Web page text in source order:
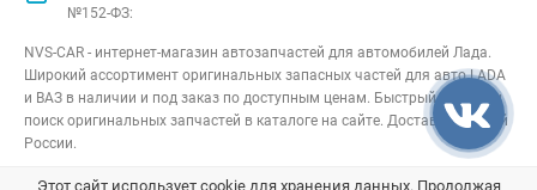
№152-ФЗ:
NVS-CAR - интернет-магазин автозапчастей для автомобилей Лада.
Широкий ассортимент оригинальных запасных частей для авто LADA
и ВАЗ в наличии и под заказ по доступным ценам. Быстрый подбор и
поиск оригинальных запчастей в каталоге на сайте. Доставка по всей
России.
NVS-CAR© 2014 –2026Все права защищеныкарта сайта;
Этот сайт использует cookie для хранения данных. Продолжая